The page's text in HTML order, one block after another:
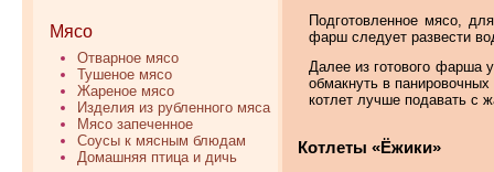
Мясо
Отварное мясо
Тушеное мясо
Жареное мясо
Изделия из рубленного мяса
Мясо запеченное
Соусы к мясным блюдам
Домашняя птица и дичь
Подготовленное мясо,
фарш следует развести
Далее из готового фарша
обмакнуть в
котлет лучше подавать с
Котлеты «Ёжики»